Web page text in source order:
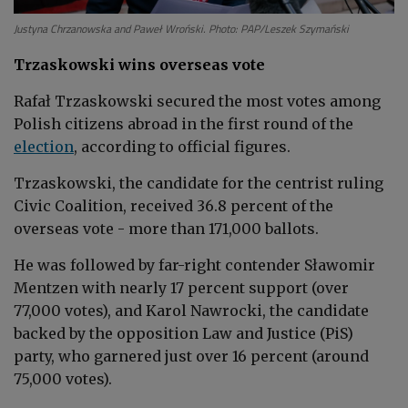
Justyna Chrzanowska and Paweł Wroński. Photo: PAP/Leszek Szymański
Trzaskowski wins overseas vote
Rafał Trzaskowski secured the most votes among
Polish citizens abroad in the first round of the
election, according to official figures.
Trzaskowski, the candidate for the centrist ruling
Civic Coalition, received 36.8 percent of the
overseas vote - more than 171,000 ballots.
He was followed by far-right contender Sławomir
Mentzen with nearly 17 percent support (over
77,000 votes), and Karol Nawrocki, the candidate
backed by the opposition Law and Justice (PiS)
party, who garnered just over 16 percent (around
75,000 votes).